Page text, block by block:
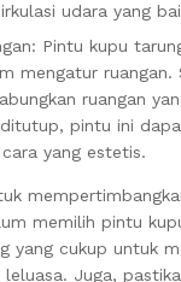
udara yang
Pintu kupu
mengatur ruangan.
ruangan
pintu ini
yang estetis.
memilih pintu
yang cukup untuk
Juga,